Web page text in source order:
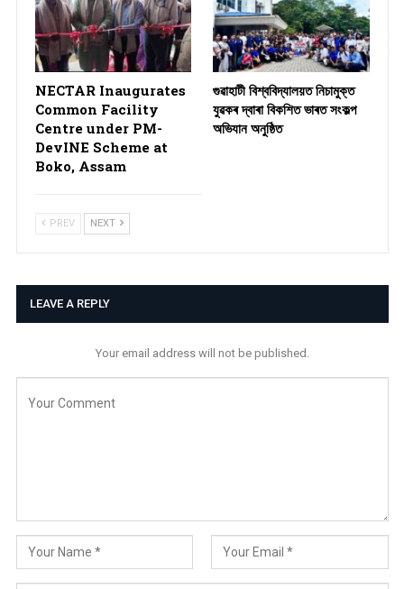
NECTAR Inaugurates
Common Facility
Centre under PM-
DevINE Scheme at
Boko, Assam
গুৱাহাটী বিশ্ববিদ্যালয়ত নিচামুক্ত
যুৱকৰ দ্বাৰা বিকশিত ভাৰত সংকল্প
অভিযান অনুষ্ঠিত
PREV NEXT
LEAVE A REPLY
Your email address will not be published.